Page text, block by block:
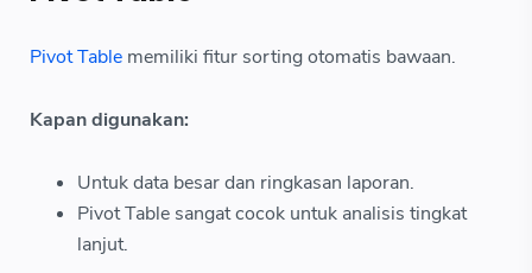
Pivot Table memiliki fitur sorting otomatis bawaan.
Kapan digunakan:
Untuk data besar dan ringkasan laporan.
Pivot Table sangat cocok untuk analisis tingkat
lanjut.